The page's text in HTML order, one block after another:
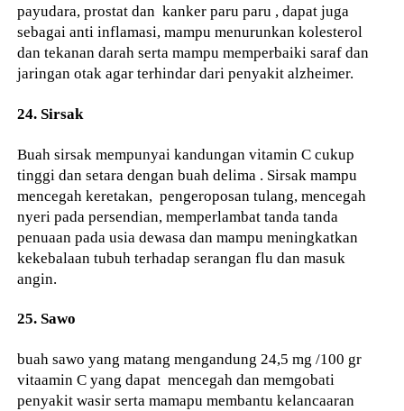
payudara, prostat dan kanker paru paru , dapat juga
sebagai anti inflamasi, mampu menurunkan kolesterol
dan tekanan darah serta mampu memperbaiki saraf dan
jaringan otak agar terhindar dari penyakit alzheimer.
24. Sirsak
Buah sirsak mempunyai kandungan vitamin C cukup
tinggi dan setara dengan buah delima . Sirsak mampu
mencegah keretakan, pengeroposan tulang, mencegah
nyeri pada persendian, memperlambat tanda tanda
penuaan pada usia dewasa dan mampu meningkatkan
kekebalaan tubuh terhadap serangan flu dan masuk
angin.
25. Sawo
buah sawo yang matang mengandung 24,5 mg /100 gr
vitaamin C yang dapat mencegah dan memgobati
penyakit wasir serta mamapu membantu kelancaaran